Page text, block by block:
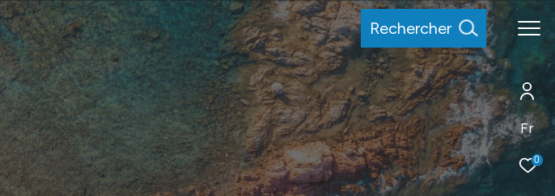
Fr
0
rechercher